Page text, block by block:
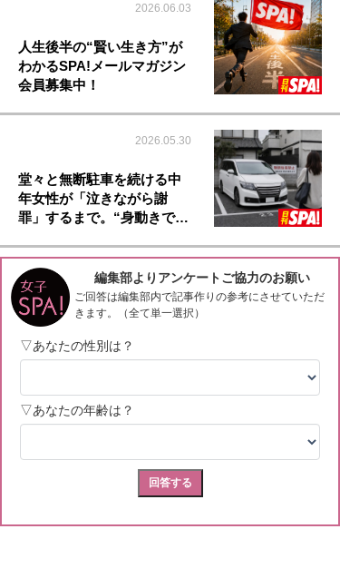
2026.06.03
人生後半の“賢い生き方”が
わかるSPA!メールマガジン
会員募集中！
2026.05.30
堂々と無断駐車を続ける中
年女性が「泣きながら謝
罪」するまで。“身動きで…